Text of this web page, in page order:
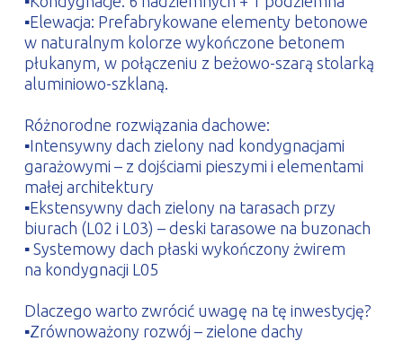
▪Elewacja: Prefabrykowane elementy betonowe
w naturalnym kolorze wykończone betonem
płukanym, w połączeniu z beżowo-szarą stolarką
aluminiowo-szklaną.
Różnorodne rozwiązania dachowe:
▪Intensywny dach zielony nad kondygnacjami
garażowymi – z dojściami pieszymi i elementami
małej architektury
▪Ekstensywny dach zielony na tarasach przy
biurach (L02 i L03) – deski tarasowe na buzonach
▪ Systemowy dach płaski wykończony żwirem
na kondygnacji L05
Dlaczego warto zwrócić uwagę na tę inwestycję?
▪Zrównoważony rozwój – zielone dachy